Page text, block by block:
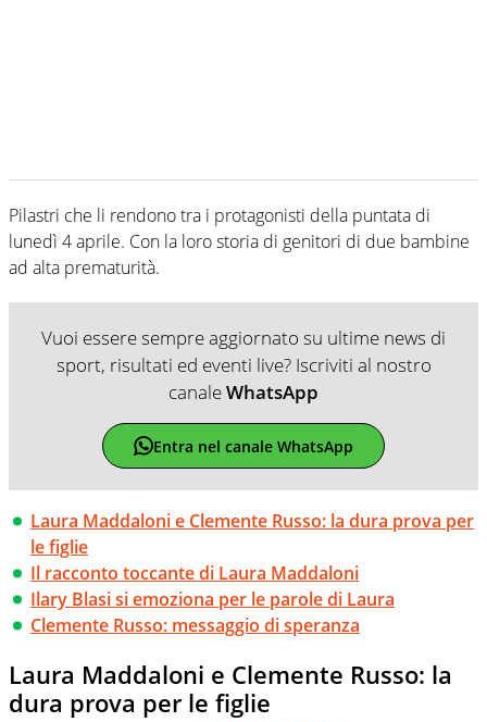
Pilastri che li rendono tra i protagonisti della puntata di
lunedì 4 aprile. Con la loro storia di genitori di due bambine
ad alta prematurità.
Vuoi essere sempre aggiornato su ultime news di
sport, risultati ed eventi live? Iscriviti al nostro
canaleWhatsApp
Entra nel canale WhatsApp
Laura Maddaloni e Clemente Russo: la dura prova per
le figlie
Il racconto toccante di Laura Maddaloni
Ilary Blasi si emoziona per le parole di Laura
Clemente Russo: messaggio di speranza
Laura Maddaloni e Clemente Russo: la
dura prova per le figlie